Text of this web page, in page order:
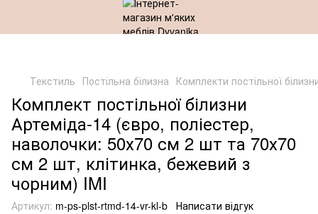
Текстиль Постільна білизна Комплекти постільної
Комплект постільної білизни
Артеміда-14 (євро, поліестер,
наволочки: 50х70 см 2 шт та 70х70
см 2 шт, клітинка, бежевий з
чорним) IMI
Артикул: m-ps-plst-rtmd-14-vr-kl-b Написати відгук